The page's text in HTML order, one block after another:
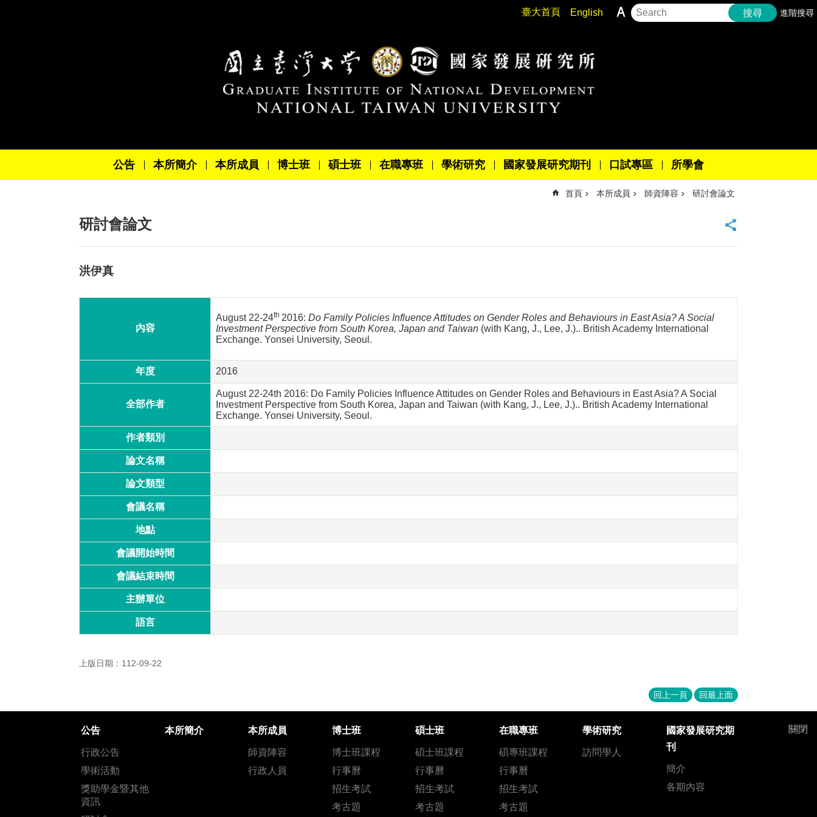
臺大首頁 English 搜尋 進階搜尋
公告 本所簡介 本所成員 博士班 碩士班 在職專班 學術研究 國家發展研究期刊 口試專區 所學會
首頁 本所成員 師資陣容 研討會論文
研討會論文
洪伊真
內容
August 22-24th 2016: Do Family Policies Influence Attitudes on Gender Roles and Behaviours in East Asia? A Social
Investment Perspective from South Korea, Japan and Taiwan (with Kang, J., Lee, J.).. British Academy International
Exchange. Yonsei University, Seoul.
年度 2016
全部作者
August 22-24th 2016: Do Family Policies Influence Attitudes on Gender Roles and Behaviours in East Asia? A Social
Investment Perspective from South Korea, Japan and Taiwan (with Kang, J., Lee, J.).. British Academy International
Exchange. Yonsei University, Seoul.
作者類別
論文名稱
論文類型
會議名稱
地點
會議開始時間
會議結束時間
主辦單位
語言
上版日期：112-09-22
回上一頁 回最上面
關閉
公告
行政公告
學術活動
獎助學金暨其他
資訊
本所簡介 本所成員
師資陣容
行政人員
博士班
博士班課程
行事曆
招生考試
考古題
碩士班
碩士班課程
行事曆
招生考試
考古題
在職專班
碩專班課程
行事曆
招生考試
考古題
學術研究
訪問學人
國家發展研究期
刊
簡介
各期內容